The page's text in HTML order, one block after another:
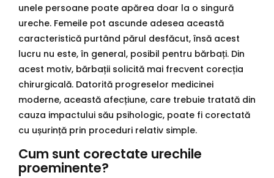
unele persoane poate apărea doar la o singură
ureche. Femeile pot ascunde adesea această
caracteristică purtând părul desfăcut, însă acest
lucru nu este, în general, posibil pentru bărbați. Din
acest motiv, bărbații solicită mai frecvent corecția
chirurgicală. Datorită progreselor medicinei
moderne, această afecțiune, care trebuie tratată din
cauza impactului său psihologic, poate fi corectată
cu ușurință prin proceduri relativ simple.
Cum sunt corectate urechile
proeminente?